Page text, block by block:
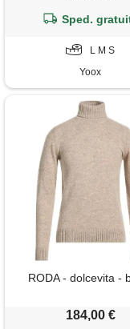
Sped.
L M S
Yoox
RODA - dolcevita -
184,00 €